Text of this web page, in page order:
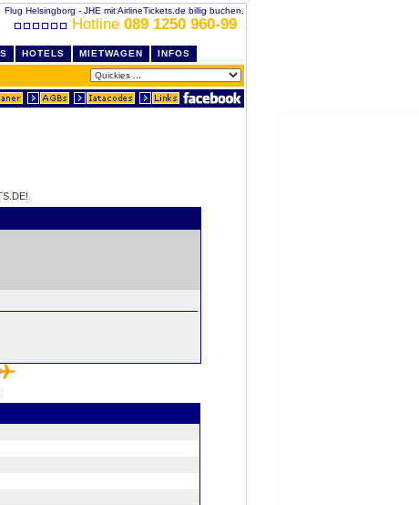
Flug Helsingborg - JHE mit AirlineTickets.de billig buchen.
Hotline 089 1250 960-99
HOTELS MIETWAGEN INFOS